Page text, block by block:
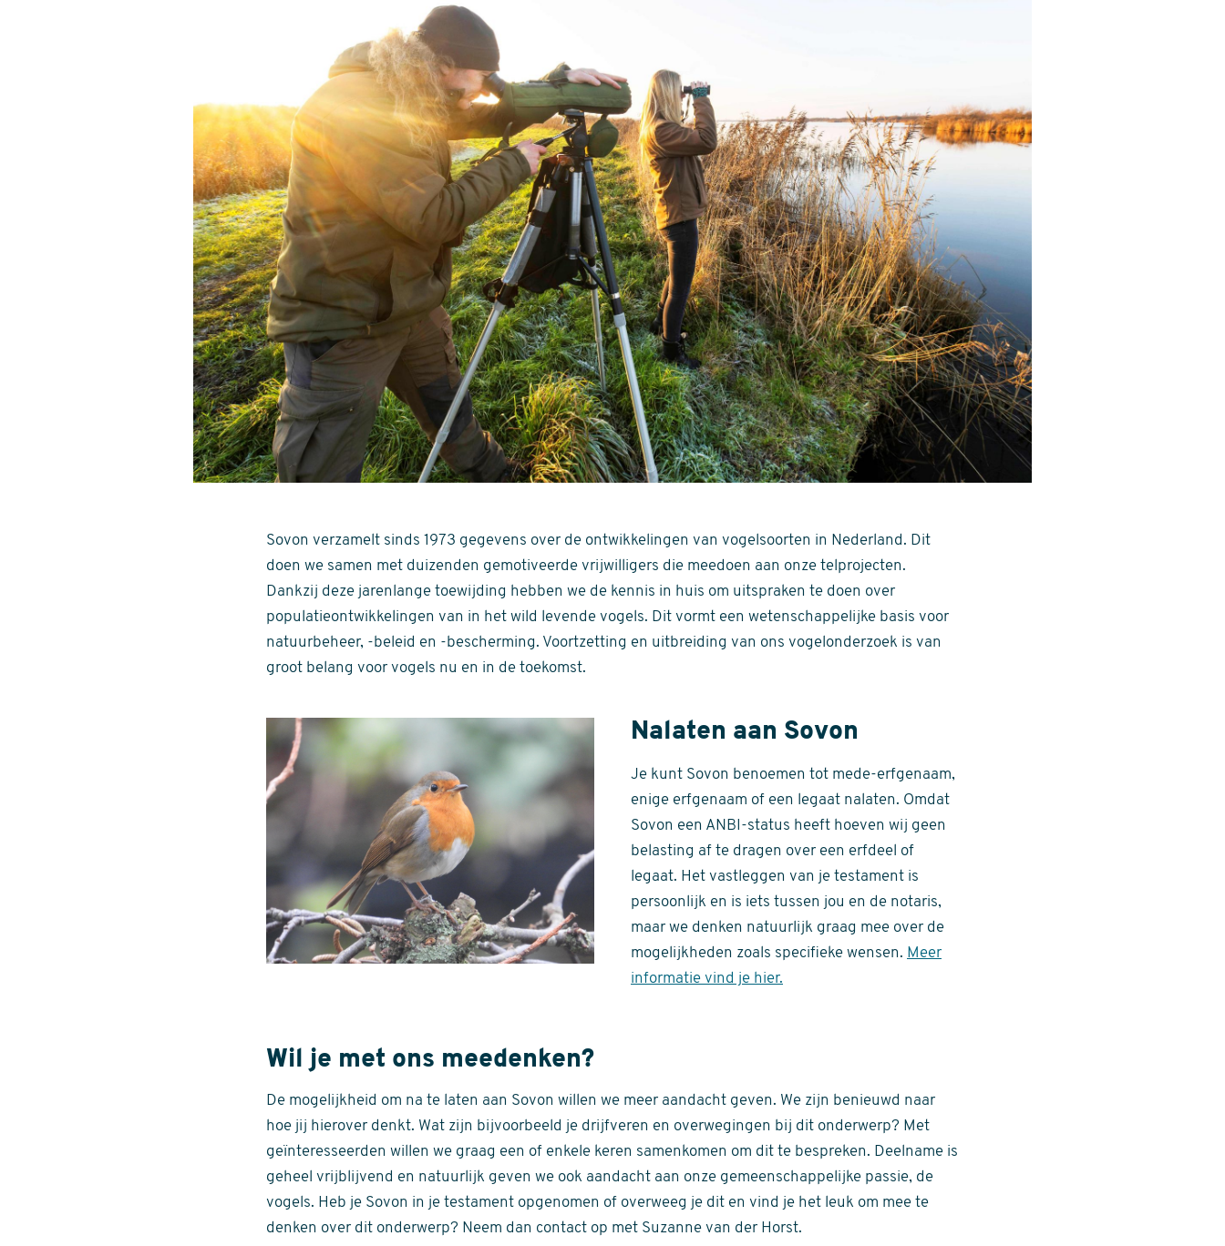
Sovon verzamelt sinds 1973 gegevens over de ontwikkelingen van vogelsoorten in Nederland. Dit
doen we samen met duizenden gemotiveerde vrijwilligers die meedoen aan onze telprojecten.
Dankzij deze jarenlange toewijding hebben we de kennis in huis om uitspraken te doen over
populatieontwikkelingen van in het wild levende vogels. Dit vormt een wetenschappelijke basis voor
natuurbeheer, -beleid en -bescherming. Voortzetting en uitbreiding van ons vogelonderzoek is van
groot belang voor vogels nu en in de toekomst.
Nalaten aan Sovon
Je kunt Sovon benoemen tot mede-erfgenaam,
enige erfgenaam of een legaat nalaten. Omdat
Sovon een ANBI-status heeft hoeven wij geen
belasting af te dragen over een erfdeel of
legaat. Het vastleggen van je testament is
persoonlijk en is iets tussen jou en de notaris,
maar we denken natuurlijk graag mee over de
mogelijkheden zoals specifieke wensen. Meer
informatie vind je hier.
Wil je met ons meedenken?
De mogelijkheid om na te laten aan Sovon willen we meer aandacht geven. We zijn benieuwd naar
hoe jij hierover denkt. Wat zijn bijvoorbeeld je drijfveren en overwegingen bij dit onderwerp? Met
geïnteresseerden willen we graag een of enkele keren samenkomen om dit te bespreken. Deelname is
geheel vrijblijvend en natuurlijk geven we ook aandacht aan onze gemeenschappelijke passie, de
vogels. Heb je Sovon in je testament opgenomen of overweeg je dit en vind je het leuk om mee te
denken over dit onderwerp? Neem dan contact op met Suzanne van der Horst.